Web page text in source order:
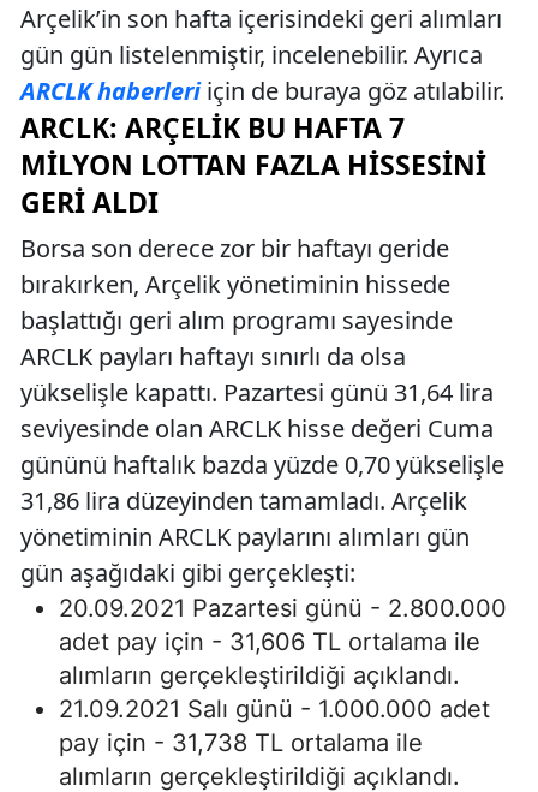
Arçelik’in son hafta içerisindeki geri alımları
gün gün listelenmiştir, incelenebilir. Ayrıca
ARCLK haberleriiçin de buraya göz atılabilir.
ARCLK: ARÇELIK BU HAFTA 7
MILYON LOTTAN FAZLA HISSESINI
GERI ALDI
Borsa son derece zor bir haftayı geride
bırakırken, Arçelik yönetiminin hissede
başlattığı geri alım programı sayesinde
ARCLK payları haftayı sınırlı da olsa
yükselişle kapattı. Pazartesi günü 31,64 lira
seviyesinde olan ARCLK hisse değeri Cuma
gününü haftalık bazda yüzde 0,70 yükselişle
31,86 lira düzeyinden tamamladı. Arçelik
yönetiminin ARCLK paylarını alımları gün
gün aşağıdaki gibi gerçekleşti:
20.09.2021 Pazartesi günü - 2.800.000
adet pay için - 31,606 TL ortalama ile
alımların gerçekleştirildiği açıklandı.
21.09.2021 Salı günü - 1.000.000 adet
pay için - 31,738 TL ortalama ile
alımların gerçekleştirildiği açıklandı.